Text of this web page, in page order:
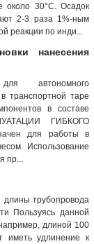
около 30°С. Осадок
2-3 раза 1%-ным
реакции по инди...
нанесения
автономного
транспортной таре
в составе
ГИБКОГО
для работы в
Использование
пр...
трубопровода
Пользуясь данной
длиной 100
иметь удлинение к